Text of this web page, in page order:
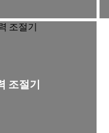
조절기